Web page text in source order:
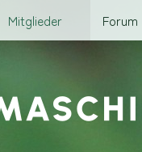
Mitglieder Forum